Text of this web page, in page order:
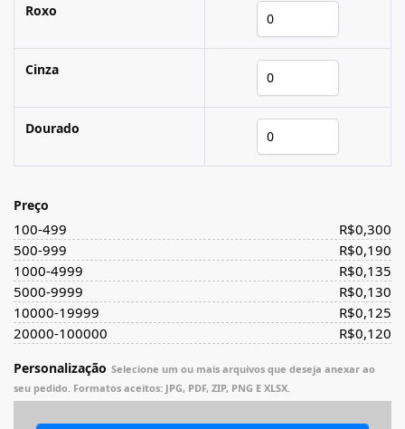
Roxo
Cinza
Dourado
Preço
100-499 R$0,300
500-999
R$0,190
1000-4999
R$0,135
5000-9999
R$0,130
10000-19999
R$0,125
20000-100000
R$0,120
Personalização Selecione um ou mais arquivos que deseja anexar ao
seu pedido. Formatos aceitos: JPG, PDF, ZIP, PNG E XLSX.